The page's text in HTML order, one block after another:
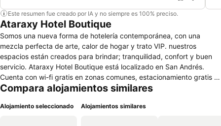
Este resumen fue creado por IA y no siempre es 100% preciso.
Ataraxy Hotel Boutique
Somos una nueva forma de hotelería contemporánea, con una
mezcla perfecta de arte, calor de hogar y trato VIP. nuestros
espacios están creados para brindar; tranquilidad, confort y buen
servicio. Ataraxy Hotel Boutique está localizado en San Andrés.
Cuenta con wi-fi gratis en zonas comunes, estacionamiento gratis y
recepción 24 hrs, así como seguridad 24 hrs. Necesitas saber: •
desayuno, el cual se ofrece en el restaurante. El personal de la
Compara alojamientos similares
Alojamiento seleccionado Alojamientos similares